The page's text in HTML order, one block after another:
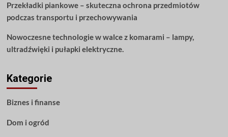
Przekładki piankowe – skuteczna ochrona przedmiotów
podczas transportu i przechowywania
Nowoczesne technologie w walce z komarami – lampy,
ultradźwięki i pułapki elektryczne.
Kategorie
Biznes i finanse
Dom i ogród